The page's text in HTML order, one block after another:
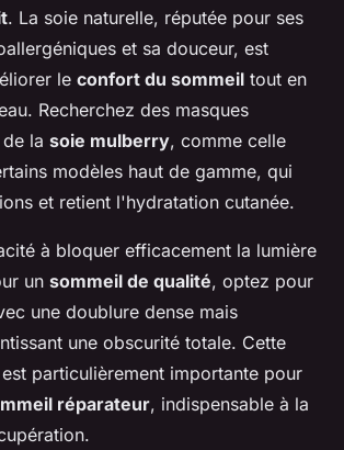
. La soie naturelle, réputée pour ses
et sa douceur, est
le confort du sommeil tout en
Recherchez des masques
la soie mulberry, comme celle
modèles haut de gamme, qui
et retient l'hydratation cutanée.
à bloquer efficacement la lumière
un sommeil de qualité, optez pour
une doublure dense mais
une obscurité totale. Cette
particulièrement importante pour
réparateur, indispensable à la